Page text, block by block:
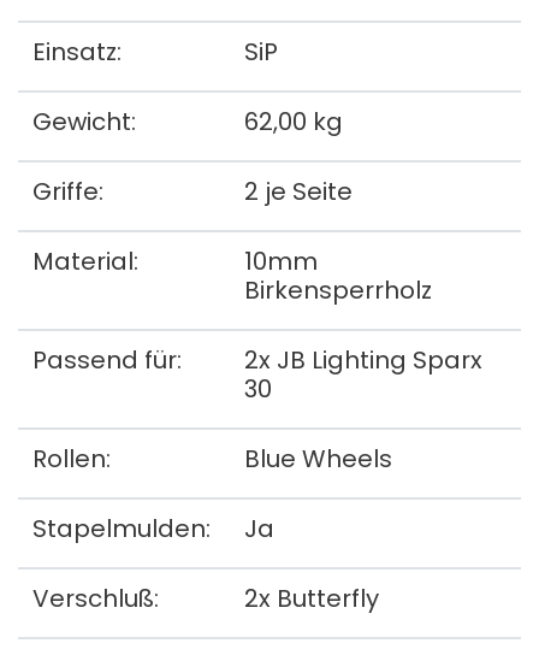
Einsatz: SiP
Gewicht: 62,00 kg
Griffe: 2 je Seite
Material:
10mm
Birkensperrholz
Passend für:
2x JB Lighting Sparx
30
Rollen: Blue Wheels
Stapelmulden: Ja
Verschluß: 2x Butterfly